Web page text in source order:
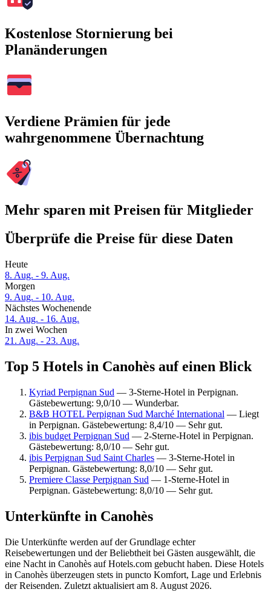
Kostenlose Stornierung bei
Planänderungen
Verdiene Prämien für jede
wahrgenommene Übernachtung
Mehr sparen mit Preisen für Mitglieder
Überprüfe die Preise für diese Daten
Heute
8. Aug. - 9. Aug.
Morgen
9. Aug. - 10. Aug.
Nächstes Wochenende
14. Aug. - 16. Aug.
In zwei Wochen
21. Aug. - 23. Aug.
Top 5 Hotels in Canohès auf einen Blick
Kyriad Perpignan Sud — 3-Sterne-Hotel in Perpignan.
Gästebewertung: 9,0/10 — Wunderbar.
B&B HOTEL Perpignan Sud Marché International — Liegt
in Perpignan. Gästebewertung: 8,4/10 — Sehr gut.
ibis budget Perpignan Sud — 2-Sterne-Hotel in Perpignan.
Gästebewertung: 8,0/10 — Sehr gut.
ibis Perpignan Sud Saint Charles — 3-Sterne-Hotel in
Perpignan. Gästebewertung: 8,0/10 — Sehr gut.
Premiere Classe Perpignan Sud — 1-Sterne-Hotel in
Perpignan. Gästebewertung: 8,0/10 — Sehr gut.
Unterkünfte in Canohès
Die Unterkünfte werden auf der Grundlage echter
Reisebewertungen und der Beliebtheit bei Gästen ausgewählt, die
eine Nacht in Canohès auf Hotels.com gebucht haben. Diese Hotels
in Canohès überzeugen stets in puncto Komfort, Lage und Erlebnis
der Reisenden. Zuletzt aktualisiert am 8. August 2026.